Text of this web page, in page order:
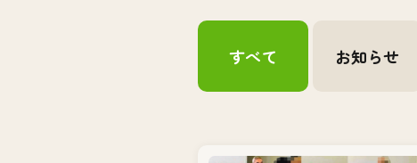
すべて お知らせ